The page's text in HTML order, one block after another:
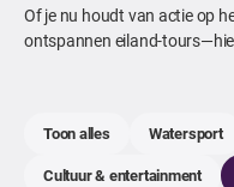
Of je nu houdt van actie op
ontspannen eiland-
Toon alles Watersport
Cultuur & entertainment